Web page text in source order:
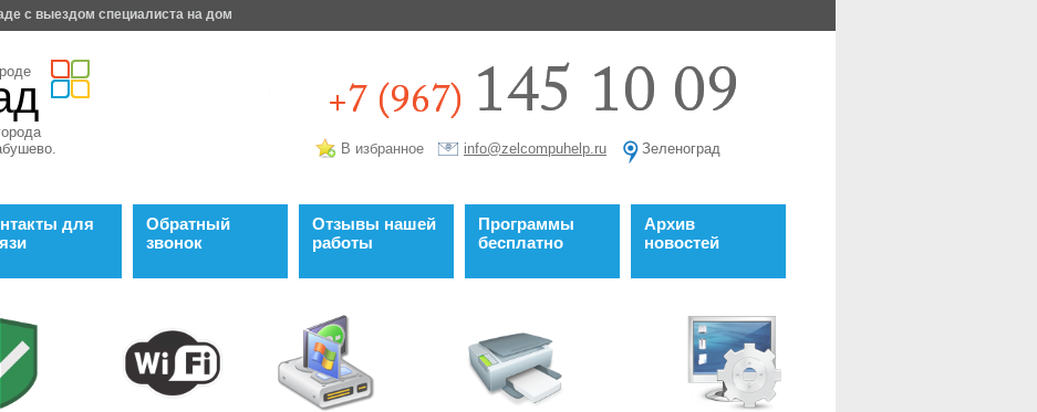
с выездом специалиста на дом
В избранное info@zelcompuhelp.ru Зеленоград
для
Обратный
звонок
Отзывы нашей
работы
Программы
бесплатно
Архив
новостей